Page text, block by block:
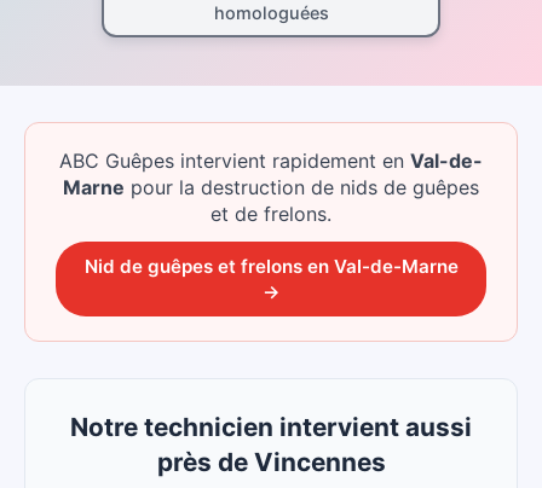
homologuées
ABC Guêpes intervient rapidement en Val-de-
Marne pour la destruction de nids de guêpes
et de frelons.
Nid de guêpes et frelons en Val-de-Marne
→
Notre technicien intervient aussi
près de Vincennes